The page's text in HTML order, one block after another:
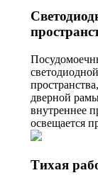
дверной
внутреннее
освещается
Тихая